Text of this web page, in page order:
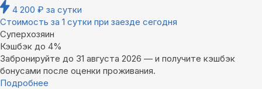
4 200 ₽ за сутки
Стоимость за 1 сутки при заезде сегодня
Суперхозяин
Кэшбэк до 4%
Забронируйте до 31 августа 2026 — и получите кэшбэк
бонусами после оценки проживания.
Подробнее